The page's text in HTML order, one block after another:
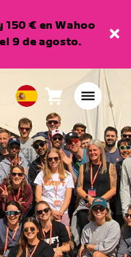
€ en Wahoo
9 de agosto.
European
Union
Español
Carro0
artículos